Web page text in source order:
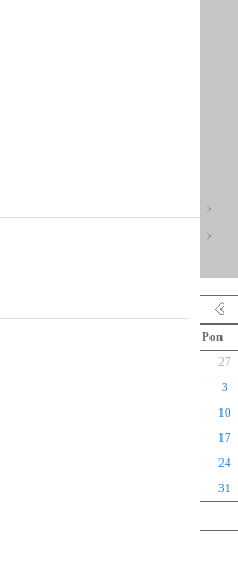
Pon
27
3
10
17
24
31